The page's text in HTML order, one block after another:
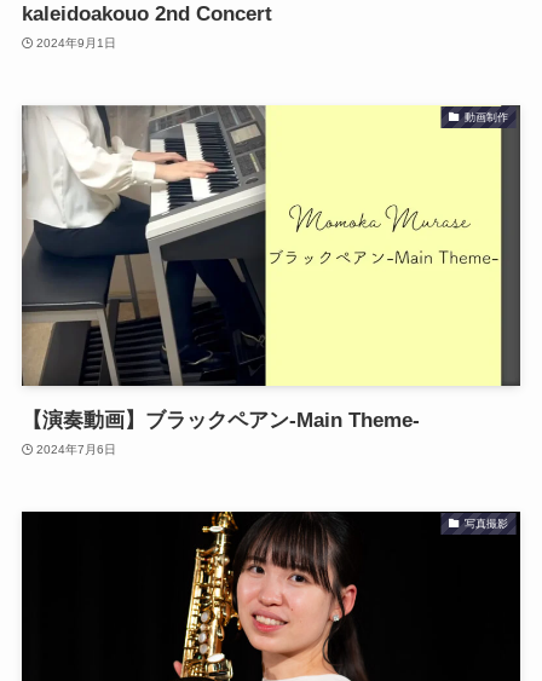
kaleidoakouo 2nd Concert
2024年9月1日
動画制作
【演奏動画】ブラックペアン-Main Theme-
2024年7月6日
写真撮影